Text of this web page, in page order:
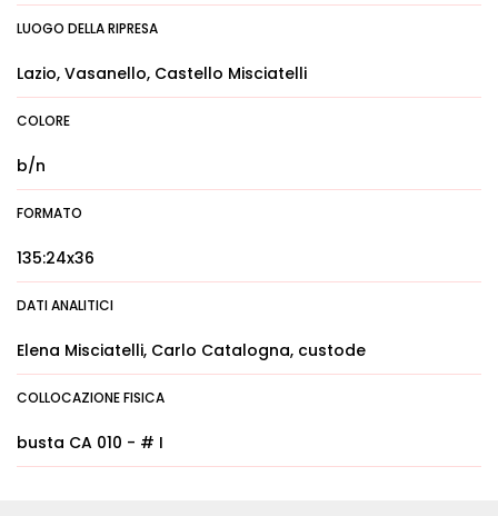
LUOGO DELLA RIPRESA
Lazio, Vasanello, Castello Misciatelli
COLORE
b/n
FORMATO
135:24x36
DATI ANALITICI
Elena Misciatelli, Carlo Catalogna, custode
COLLOCAZIONE FISICA
busta CA 010 - # I